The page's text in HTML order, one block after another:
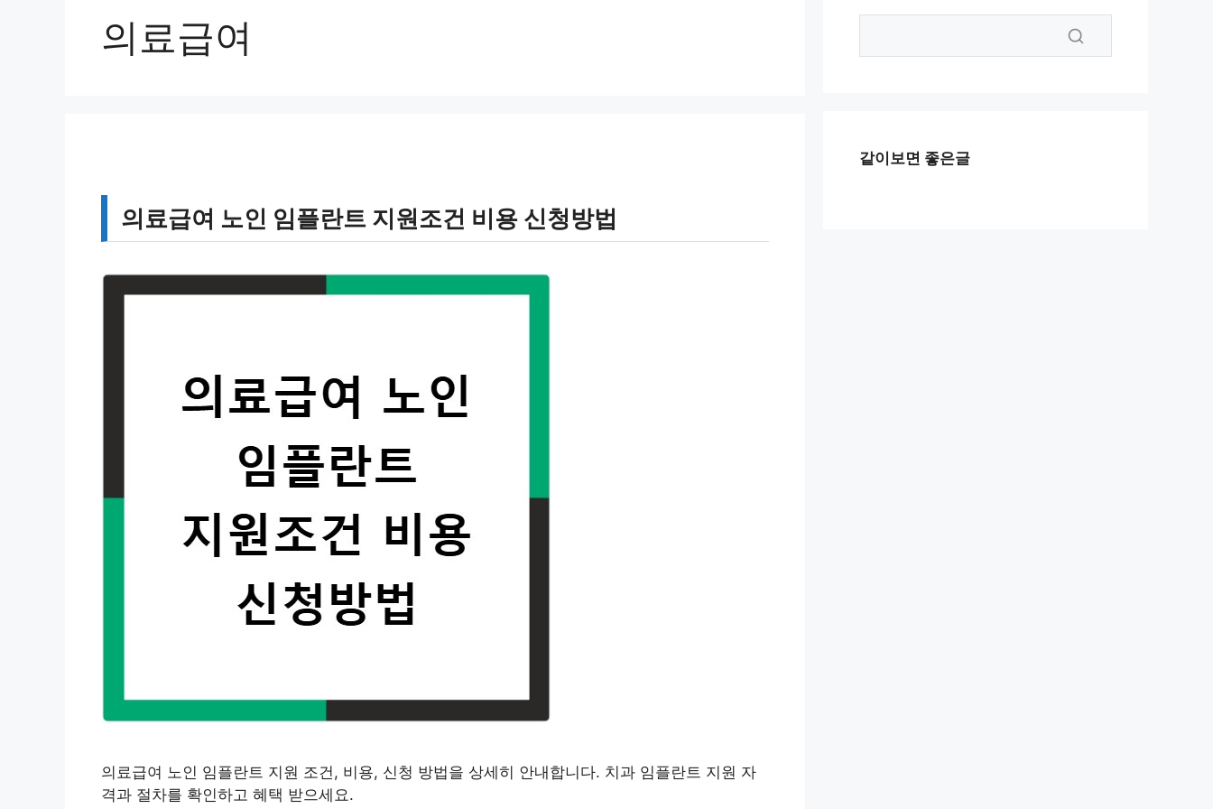
의료급여
의료급여 노인 임플란트 지원조건 비용 신청방법
의료급여 노인 임플란트 지원 조건, 비용, 신청 방법을 상세히 안내합니다. 치과 임플란트 지원 자
격과 절차를 확인하고 혜택 받으세요.
같이보면 좋은글